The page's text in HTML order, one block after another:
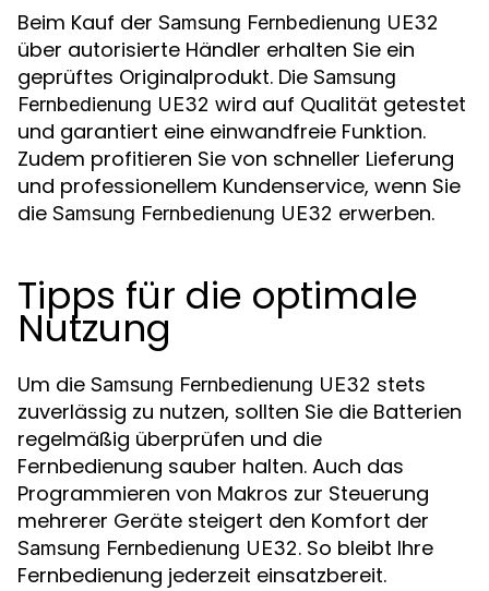
Beim Kauf der Samsung Fernbedienung UE32
über autorisierte Händler erhalten Sie ein
geprüftes Originalprodukt. Die Samsung
Fernbedienung UE32 wird auf Qualität getestet
und garantiert eine einwandfreie Funktion.
Zudem profitieren Sie von schneller Lieferung
und professionellem Kundenservice, wenn Sie
die Samsung Fernbedienung UE32 erwerben.
Tipps für die optimale
Nutzung
Um die Samsung Fernbedienung UE32 stets
zuverlässig zu nutzen, sollten Sie die Batterien
regelmäßig überprüfen und die
Fernbedienung sauber halten. Auch das
Programmieren von Makros zur Steuerung
mehrerer Geräte steigert den Komfort der
Samsung Fernbedienung UE32. So bleibt Ihre
Fernbedienung jederzeit einsatzbereit.